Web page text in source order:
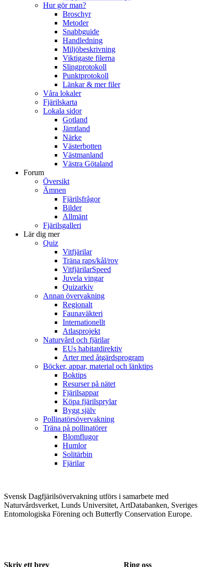
Hur gör man?
Broschyr
Metoder
Snabbguide
Handledning
Miljöbeskrivning
Viktigaste filerna
Slingprotokoll
Punktprotokoll
Länkar & mer filer
Våra lokaler
Fjärilskarta
Lokala sidor
Gotland
Jämtland
Närke
Västerbotten
Västmanland
Västra Götaland
Forum
Översikt
Ämnen
Fjärilsfrågor
Bilder
Allmänt
Fjärilsgalleri
Lär dig mer
Quiz
Vitfjärilar
Träna raps/kål/rov
VitfjärilarSpeed
Juvela vingar
Quizarkiv
Annan övervakning
Regionalt
Faunaväkteri
Internationellt
Atlasprojekt
Naturvård och fjärilar
EUs habitatdirektiv
Arter med åtgärdsprogram
Böcker, appar, material och länktips
Boktips
Resurser på nätet
Fjärilsappar
Köpa fjärilsprylar
Bygg själv
Pollinatörsövervakning
Träna på pollinatörer
Blomflugor
Humlor
Solitärbin
Fjärilar
Svensk Dagfjärilsövervakning utförs i samarbete med
Naturvårdsverket, Lunds Universitet, ArtDatabanken, Sveriges
Entomologiska Förening och Butterfly Conservation Europe.
Skriv ett brev Ring oss